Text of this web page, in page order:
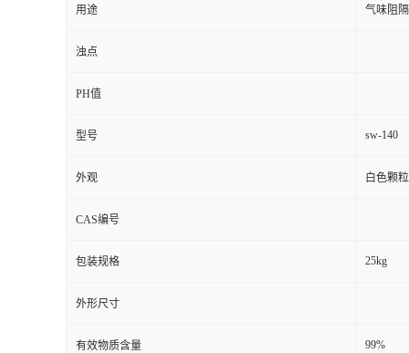
用途 气味阻隔
浊点
PH值
型号 sw-140
外观 白色颗粒
CAS编号
包装规格 25kg
外形尺寸
有效物质含量 99%